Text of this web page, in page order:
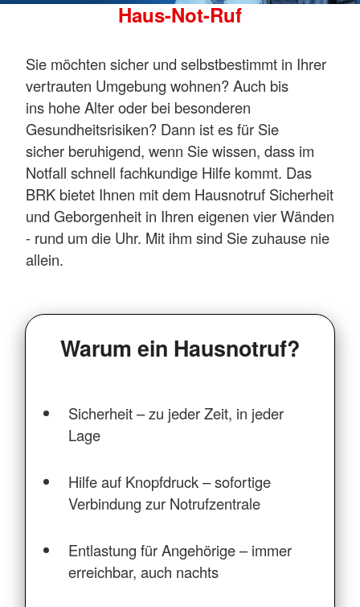
Haus-Not-Ruf
Sie möchten sicher und selbstbestimmt in Ihrer
vertrauten Umgebung wohnen? Auch bis
ins hohe Alter oder bei besonderen
Gesundheitsrisiken? Dann ist es für Sie
sicher beruhigend, wenn Sie wissen, dass im
Notfall schnell fachkundige Hilfe kommt. Das
BRK bietet Ihnen mit dem Hausnotruf Sicherheit
und Geborgenheit in Ihren eigenen vier Wänden
- rund um die Uhr. Mit ihm sind Sie zuhause nie
allein.
Warum ein Hausnotruf?
Sicherheit – zu jeder Zeit, in jeder
Lage
Hilfe auf Knopfdruck – sofortige
Verbindung zur Notrufzentrale
Entlastung für Angehörige – immer
erreichbar, auch nachts